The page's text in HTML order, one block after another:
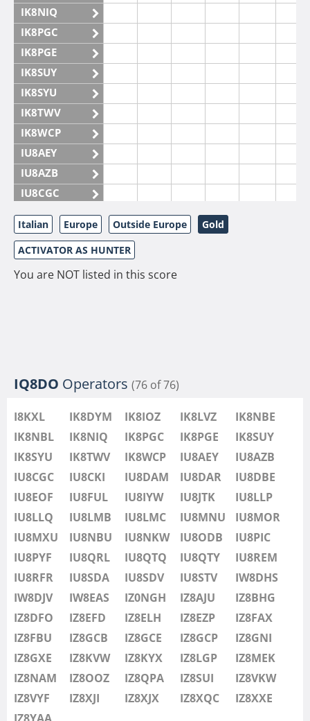
IK8NIQ
IK8PGC
IK8PGE
IK8SUY
IK8SYU
IK8TWV
IK8WCP
IU8AEY
IU8AZB
IU8CGC
IU8CKI
IU8DAM
IU8DAR
IU8DBE
IU8LLQ
IU8LMB
IU8LMC
IU8MNU
IU8MOR
IU8MXU
IU8NBU
IU8NKW
IU8ODB
IU8PIC
IU8PYF
IU8QRL
IU8QTQ
IU8QTY
IU8REM
IU8RFR
IU8SDA
Italian Europe Outside Europe
Gold
ACTIVATOR AS HUNTER
You are NOT listed in this score
IQ8DO Operators (76 of 76)
I8KXL IK8DYM IK8IOZ IK8LVZ
IK8NBE
IK8NBL
IK8NIQ IK8PGC IK8PGE
IK8SUY
IK8SYU
IK8TWV IK8WCP IU8AEY
IU8AZB
IU8CGC
IU8CKI IU8DAM IU8DAR
IU8DBE
IU8EOF
IU8FUL IU8IYW IU8JTK
IU8LLP
IU8LLQ
IU8LMB IU8LMC IU8MNU
IU8MOR
IU8MXU
IU8NBU IU8NKW IU8ODB
IU8PIC
IU8PYF
IU8QRL IU8QTQ IU8QTY
IU8REM
IU8RFR
IU8SDA IU8SDV IU8STV
IW8DHS
IW8DJV
IW8EAS IZ0NGH IZ8AJU
IZ8BHG
IZ8DFO
IZ8EFD IZ8ELH IZ8EZP
IZ8FAX
IZ8FBU
IZ8GCB IZ8GCE IZ8GCP
IZ8GNI
IZ8GXE
IZ8KVW IZ8KYX IZ8LGP
IZ8MEK
IZ8NAM
IZ8OOZ IZ8QPA IZ8SUI
IZ8VKW
IZ8VYF
IZ8XJI IZ8XJX IZ8XQC
IZ8XXE